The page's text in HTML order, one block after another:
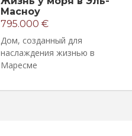
Масноу
795.000 €
Дом, созданный для
наслаждения жизнью в
Маресме